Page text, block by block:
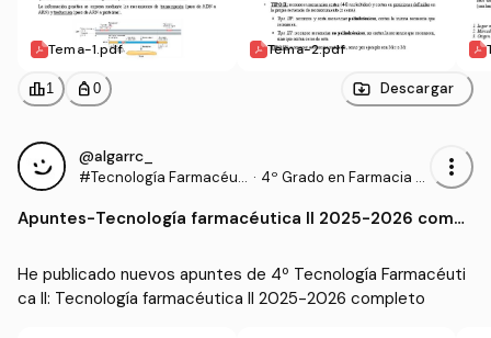
Tema-1.pdf Tema-2.pdf
leaderboard1 personal_bag 0 Descargar
@algarrc_
#Tecnología Farmacéuti · 4º Grado en Farmacia (E
more_vert
Apuntes-Tecnología farmacéutica II 2025-2026 compl
He publicado nuevos apuntes de 4º Tecnología Farmacéuti
ca II: Tecnología farmacéutica II 2025-2026 completo